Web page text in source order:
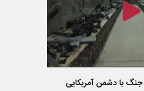
جنگ با دشمن آمریکایی